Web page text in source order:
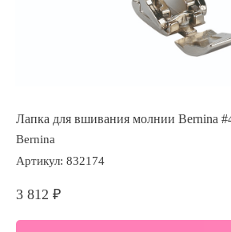
Лапка для вшивания молнии Bernina
Bernina
Артикул: 832174
3 812 ₽